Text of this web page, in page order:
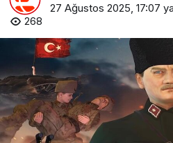
27 Ağustos 2025, 17:07
268